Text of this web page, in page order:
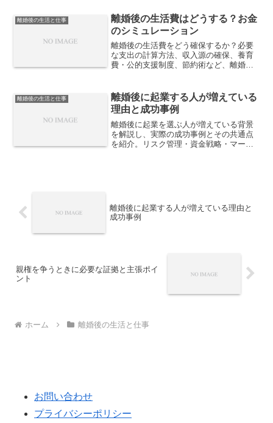
離婚後の生活と仕事
離婚後の生活費はどうする？お金
のシミュレーション
離婚後の生活費をどう確保するか？必要
な支出の計算方法、収入源の確保、養育
費・公的支援制度、節約術など、離婚後
離婚後の生活と仕事
離婚後に起業する人が増えている
理由と成功事例
離婚後に起業を選ぶ人が増えている背景
を解説し、実際の成功事例とその共通点
を紹介。リスク管理・資金戦略・マーケ
離婚後に起業する人が増えている理由と
成功事例
親権を争うときに必要な証拠と主張ポイ
ント
ホーム 離婚後の生活と仕事
お問い合わせ
プライバシーポリシー